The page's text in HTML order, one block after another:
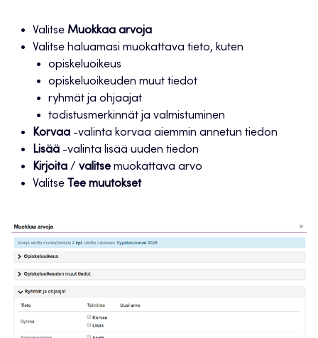
Valitse Muokkaa arvoja
Valitse haluamasi muokattava tieto, kuten
opiskeluoikeus
opiskeluoikeuden muut tiedot
ryhmät ja ohjaajat
todistusmerkinnät ja valmistuminen
Korvaa -valinta korvaa aiemmin annetun tiedon
Lisää -valinta lisää uuden tiedon
Kirjoita / valitse muokattava arvo
Valitse Tee muutokset